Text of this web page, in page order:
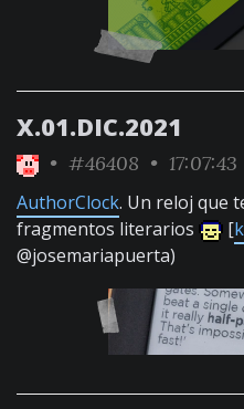
X.01.DIC.2021
• #46408 •
AuthorClock. Un reloj que
fragmentos literarios
[
@josemariapuerta)